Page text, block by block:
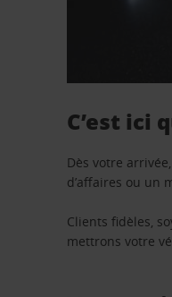
C’est ici
Dès votre
d’affaires ou un
Clients fidèles,
mettrons votre